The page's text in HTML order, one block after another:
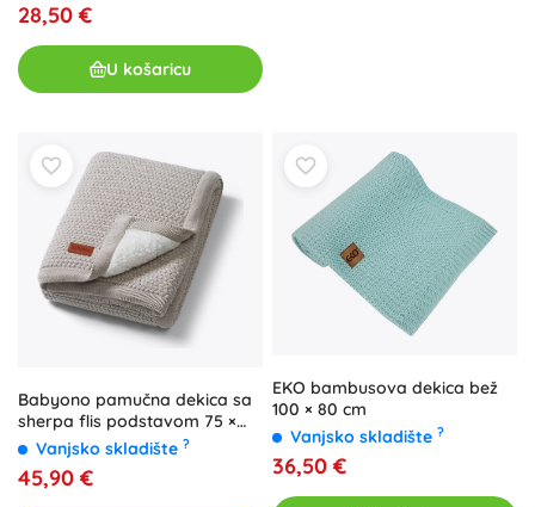
28,50 €
U košaricu
Babyono pamučna dekica sa
sherpa flis podstavom 75 ×
100 cm bež
Vanjsko skladište ?
45,90 €
EKO bambusova dekica bež
100 × 80 cm
Vanjsko skladište ?
36,50 €